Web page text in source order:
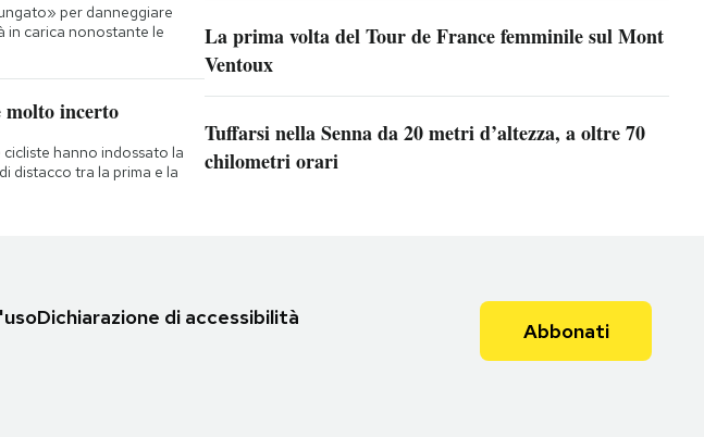
per danneggiare
in carica nonostante le
molto incerto
hanno indossato la
distacco tra la prima e la
La prima volta del Tour de France femminile sul Mont
Ventoux
Tuffarsi nella Senna da 20 metri d’altezza, a oltre 70
chilometri orari
Dichiarazione di accessibilità
Abbonati